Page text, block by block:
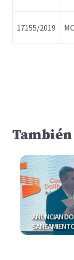
17155/2019
Rojas
Argentino